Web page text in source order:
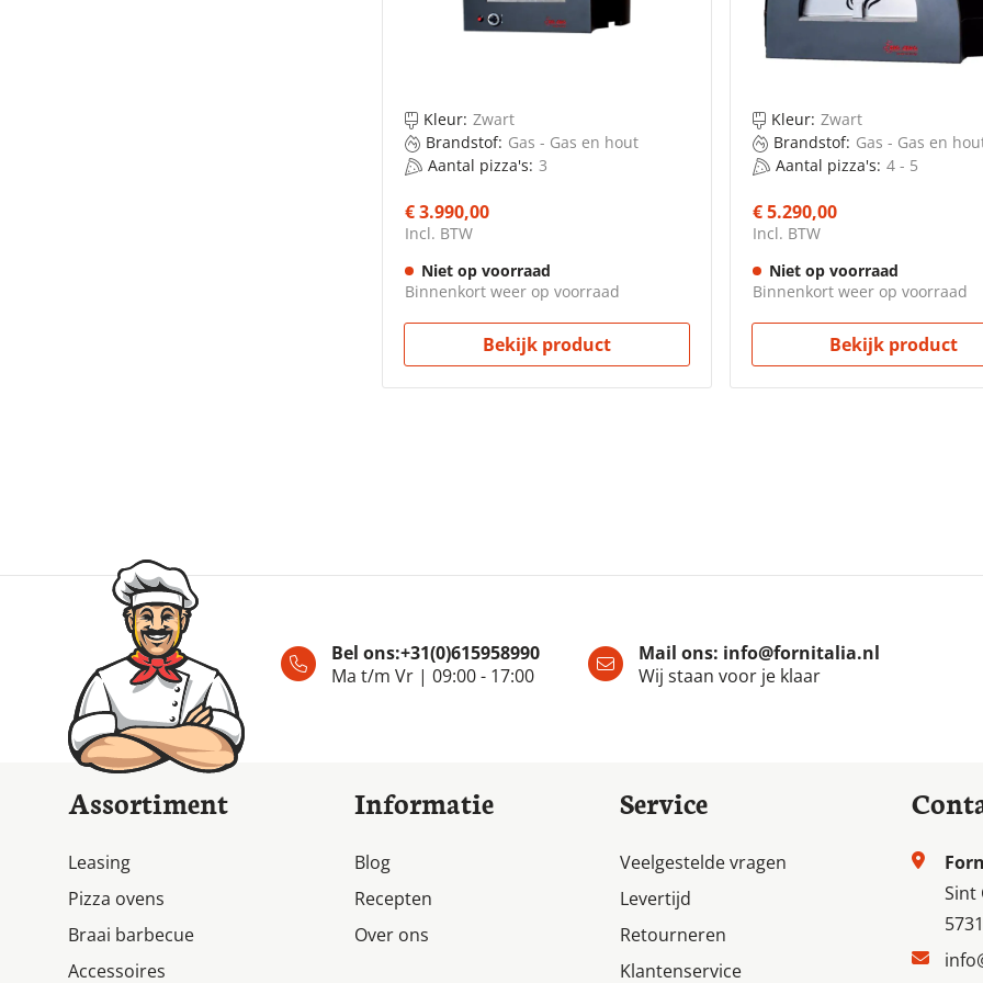
Kleur: Zwart
Brandstof: Gas - Gas en hout
Aantal pizza's: 3
€ 3.990,00
Incl. BTW
Niet op voorraad
Binnenkort weer op voorraad
Bekijk product
Kleur: Zwart
Brandstof: Gas - Gas en
Aantal pizza's: 4 - 5
€ 5.290,00
Incl. BTW
Niet op voorraad
Binnenkort weer op voorraad
Bekijk product
Bel ons:+31(0)615958990
Ma t/m Vr | 09:00 - 17:00
Mail ons: info@fornitalia.nl
Wij staan voor je klaar
Assortiment
Leasing
Pizza ovens
Braai barbecue
Accessoires
Informatie
Blog
Recepten
Over ons
Service
Veelgestelde vragen
Levertijd
Retourneren
Klantenservice
Sint